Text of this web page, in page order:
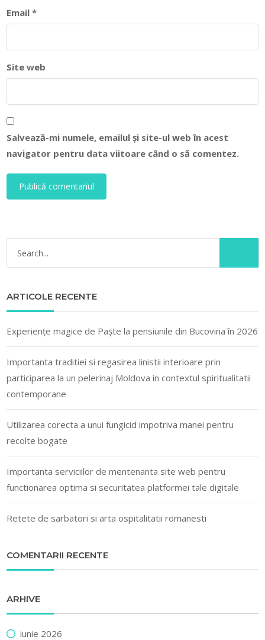
Email*
Site web
Salvează-mi numele, emailul și site-ul web în acest
navigator pentru data viitoare când o să comentez.
ARTICOLE RECENTE
Experiențe magice de Paște la pensiunile din Bucovina în 2026
Importanta traditiei si regasirea linistii interioare prin
participarea la un pelerinaj Moldova in contextul spiritualitatii
contemporane
Utilizarea corecta a unui fungicid impotriva manei pentru
recolte bogate
Importanta serviciilor de mentenanta site web pentru
functionarea optima si securitatea platformei tale digitale
Retete de sarbatori si arta ospitalitatii romanesti
COMENTARII RECENTE
ARHIVE
iunie 2026